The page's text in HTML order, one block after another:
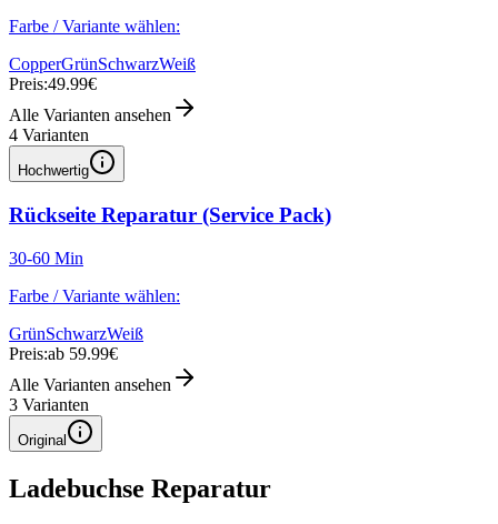
Farbe / Variante wählen:
CopperGrünSchwarzWeiß
Preis:49.99€
Alle Varianten ansehen
4 Varianten
Hochwertig
Rückseite Reparatur (Service Pack)
30-60 Min
Farbe / Variante wählen:
GrünSchwarzWeiß
Preis:ab 59.99€
Alle Varianten ansehen
3 Varianten
Original
Ladebuchse Reparatur